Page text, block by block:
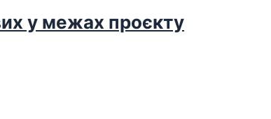
у межах проєкту